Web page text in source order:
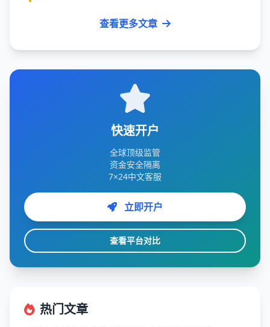
查看更多文章
快速开户
全球顶级监管
资金安全隔离
7×24中文客服
立即开户
查看平台对比
热门文章